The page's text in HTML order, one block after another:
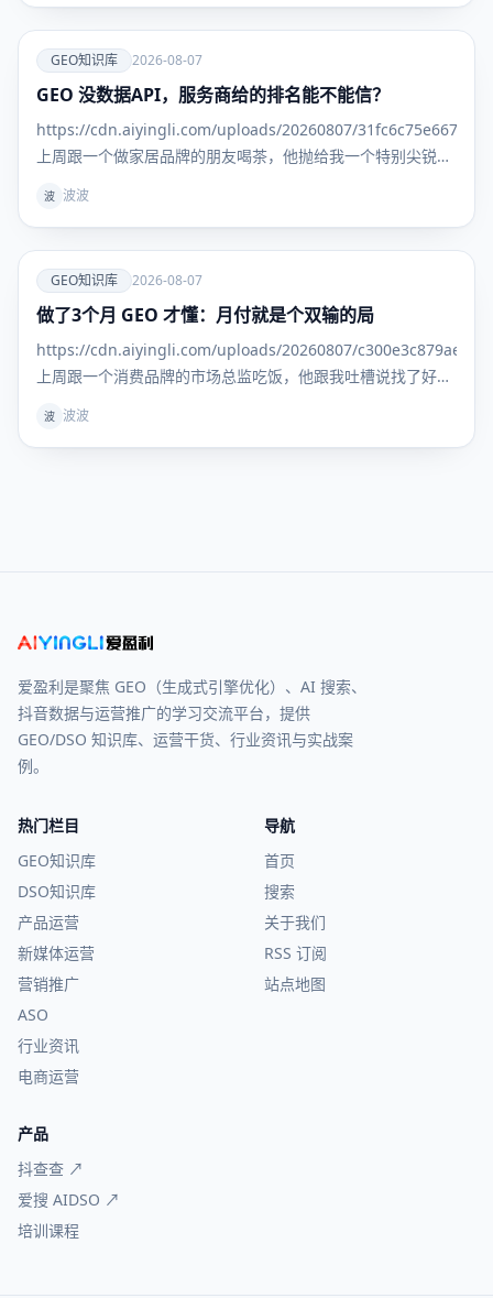
爱
GEO知识
GEO知识库 2026-08-07
GEO 没数据API，服务商给的排名能不能信？
https://cdn.aiyingli.com/uploads/20260807/
上周跟一个做家居品牌的朋友喝茶，他抛给我一个特别尖锐的
样。更离谱
波 波波
爱
GEO知识
库
GEO知识库 2026-08-07
做了3个月 GEO 才懂：月付就是个双输的局
https://cdn.aiyingli.com/uploads/20260807/
上周跟一个消费品牌的市场总监吃饭，他跟我吐槽说找了好几
月，效果好
波 波波
爱盈利是聚焦 GEO（生成式引擎优化）、AI 搜索、
抖音数据与运营推广的学习交流平台，提供
GEO/DSO 知识库、运营干货、行业资讯与实战案
例。
热门栏目
GEO知识库
DSO知识库
产品运营
新媒体运营
营销推广
ASO
行业资讯
电商运营
导航
首页
搜索
关于我们
RSS 订阅
站点地图
产品
抖查查 ↗
爱搜 AIDSO ↗
培训课程